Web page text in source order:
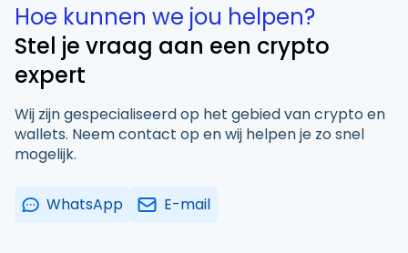
Hoe kunnen we jou helpen?
Stel je vraag aan een crypto
expert
Wij zijn gespecialiseerd op het gebied van crypto en
wallets. Neem contact op en wij helpen je zo snel
mogelijk.
WhatsApp E-mail